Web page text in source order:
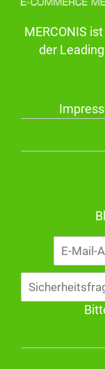
MERCONIS
der
E-
Mail-
Adresse